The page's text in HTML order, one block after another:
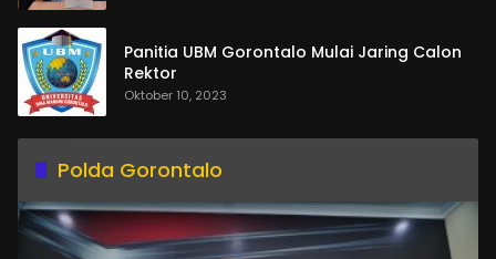
Panitia UBM Gorontalo Mulai Jaring Calon
Rektor
Oktober 10, 2023
Polda Gorontalo